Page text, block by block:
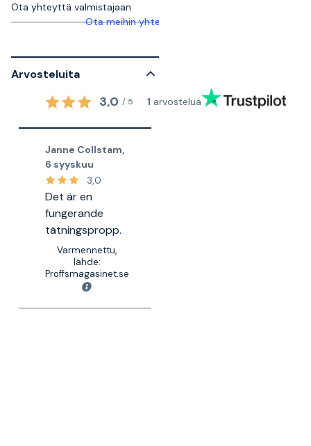
Ota yhteyttä valmistajaan
Ota meihin yhteyttä saadaksesi lisätietoja
Arvosteluita
3,0 / 5 1 arvostelua
Janne Collstam,
6 syyskuu
3,0
Det är en
fungerande
tätningspropp.
Varmennettu,
lähde:
Proffsmagasinet.se